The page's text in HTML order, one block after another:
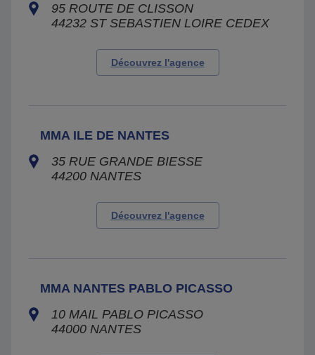
95 ROUTE DE CLISSON
44232 ST SEBASTIEN LOIRE CEDEX
Découvrez l'agence
MMA ILE DE NANTES
35 RUE GRANDE BIESSE
44200 NANTES
Découvrez l'agence
MMA NANTES PABLO PICASSO
10 MAIL PABLO PICASSO
44000 NANTES